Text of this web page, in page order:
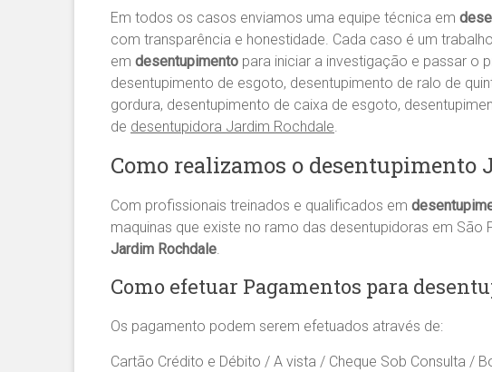
Em todos os casos enviamos uma equipe técnica em
com transparência e honestidade. Cada caso é um
em desentupimento para iniciar a investigação e passar o
desentupimento de esgoto, desentupimento de ralo de
gordura, desentupimento de caixa de esgoto,
de desentupidora Jardim Rochdale.
Como realizamos o desentupimento
Com profissionais treinados e qualificados em
maquinas que existe no ramo das desentupidoras em
Jardim Rochdale.
Como efetuar Pagamentos para
Os pagamento podem serem efetuados através de:
Cartão Crédito e Débito / A vista / Cheque Sob Consulta /